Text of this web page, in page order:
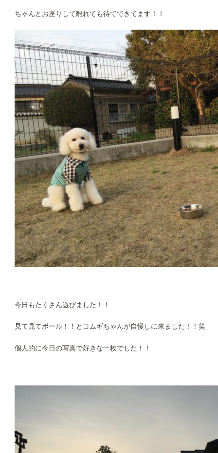
ちゃんとお座りして離れても待てできてます！！
今日もたくさん遊びました！！
見て見てボール！！とコムギちゃんが自慢しに来ました！！笑
個人的に今日の写真で好きな一枚でした！！